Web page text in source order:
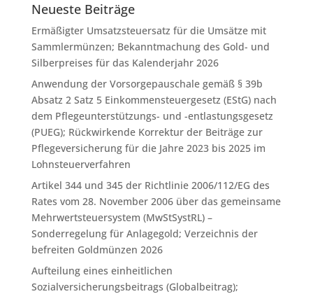
Neueste Beiträge
Ermäßigter Umsatzsteuersatz für die Umsätze mit
Sammlermünzen; Bekanntmachung des Gold- und
Silberpreises für das Kalenderjahr 2026
Anwendung der Vorsorgepauschale gemäß § 39b
Absatz 2 Satz 5 Einkommensteuergesetz (EStG) nach
dem Pflegeunterstützungs- und -entlastungsgesetz
(PUEG); Rückwirkende Korrektur der Beiträge zur
Pflegeversicherung für die Jahre 2023 bis 2025 im
Lohnsteuerverfahren
Artikel 344 und 345 der Richtlinie 2006/112/EG des
Rates vom 28. November 2006 über das gemeinsame
Mehrwertsteuersystem (MwStSystRL) –
Sonderregelung für Anlagegold; Verzeichnis der
befreiten Goldmünzen 2026
Aufteilung eines einheitlichen
Sozialversicherungsbeitrags (Globalbeitrag);